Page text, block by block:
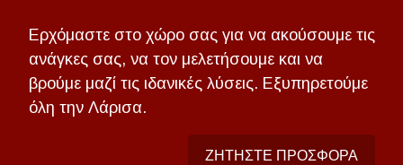
Ερχόμαστε στο χώρο σας για να ακούσουμε τις
ανάγκες σας, να τον μελετήσουμε και να
βρούμε μαζί τις ιδανικές λύσεις. Εξυπηρετούμε
όλη την Λάρισα.
ΖΗΤΗΣΤΕ ΠΡΟΣΦΟΡΑ